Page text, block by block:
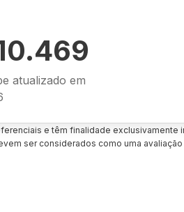
atualizado em
e têm finalidade exclusivamente
ser considerados como uma